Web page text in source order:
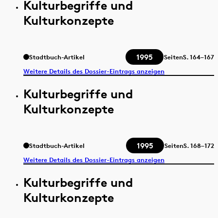
Kulturbegriffe und
Kulturkonzepte
Stadtbuch-Artikel 1995 SeitenS.164–167
Weitere Details des Dossier-Eintrags anzeigen
Kulturbegriffe und
Kulturkonzepte
Stadtbuch-Artikel 1995 SeitenS.168–172
Weitere Details des Dossier-Eintrags anzeigen
Kulturbegriffe und
Kulturkonzepte